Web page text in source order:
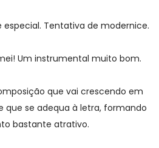
especial. Tentativa de modernice.
Um instrumental muito bom.
que vai crescendo em
que se adequa à letra, formando
bastante atrativo.